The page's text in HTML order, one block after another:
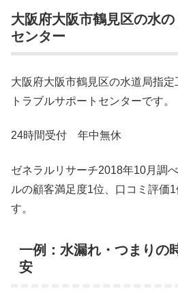
大阪府大阪市鶴見区の水
センター
大阪府大阪市鶴見区の水道局指
トラブルサポートセンターです。
24時間受付 年中無休
ゼネラルリサーチ2018年10月調
ルの顧客満足度1位、口コミ評価
す。
一例：水漏れ・つまりの
安